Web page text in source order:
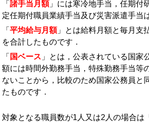
「 諸手当月額」には寒冷地手当，任期付
定任期付職員業績手当及び災害派遣手当
「 平均給与月額」とは給料月額と毎月支
を合計したものです．
「 国ベース 」とは，公表されている国家
額には時間外勤務手当，特殊勤務手当等
ないことから，比較のため国家公務員と
たものです．
対象となる職員数が1人又は2人の場合は